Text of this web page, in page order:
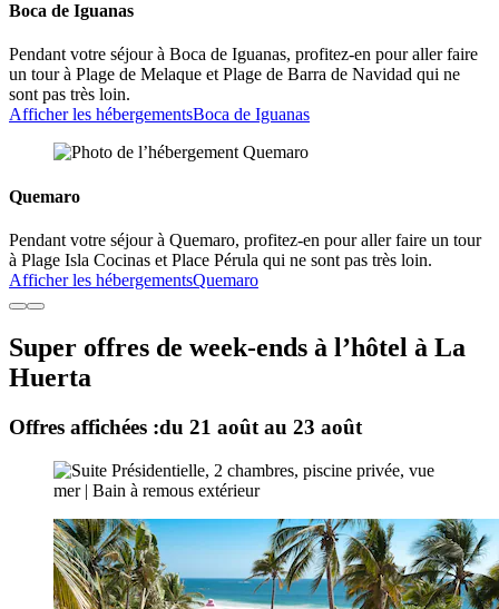
Boca de Iguanas
Pendant votre séjour à Boca de Iguanas, profitez-en pour aller faire
un tour à Plage de Melaque et Plage de Barra de Navidad qui ne
sont pas très loin.
Afficher les hébergementsBoca de Iguanas
Quemaro
Pendant votre séjour à Quemaro, profitez-en pour aller faire un tour
à Plage Isla Cocinas et Place Pérula qui ne sont pas très loin.
Afficher les hébergementsQuemaro
Super offres de week-ends à l’hôtel à La
Huerta
Offres affichées :du 21 août au 23 août